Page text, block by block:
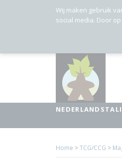
Home >TCG/CCG >
Wij maken gebruik
social media. Door